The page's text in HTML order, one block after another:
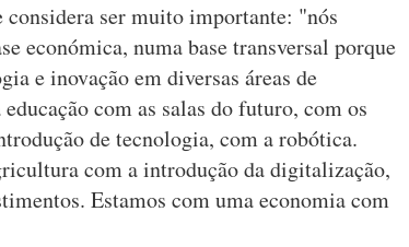
ser muito importante: "nós
económica, numa base transversal porque
e inovação em diversas áreas de
com as salas do futuro, com os
de tecnologia, com a robótica.
com a introdução da digitalização,
Estamos com uma economia com